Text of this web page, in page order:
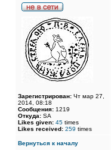
Зарегистрирован: Чт мар 27,
2014, 08:18
Сообщения: 1219
Откуда: SA
Likes given: 45 times
Likes received: 259 times
Вернуться к началу